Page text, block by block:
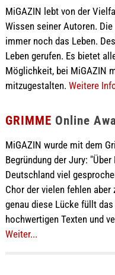
MiGAZIN lebt von der
Wissen seiner Autoren.
immer noch das Leben.
Leben gerufen. Es bietet
Möglichkeit, bei MiGAZIN
mitzugestalten. Weitere
GRIMME Online
MiGAZIN wurde mit dem
Begründung der Jury:
Deutschland viel
Chor der vielen fehlen
genau diese Lücke füllt
hochwertigen Texten und
Weiter...